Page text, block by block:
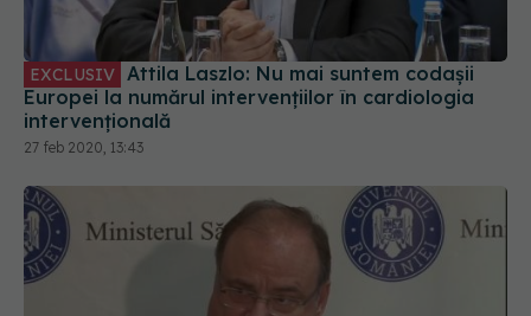
EXCLUSIV
Europei la numărul intervențiilor în cardiologia
intervențională
27 feb 2020, 13:43